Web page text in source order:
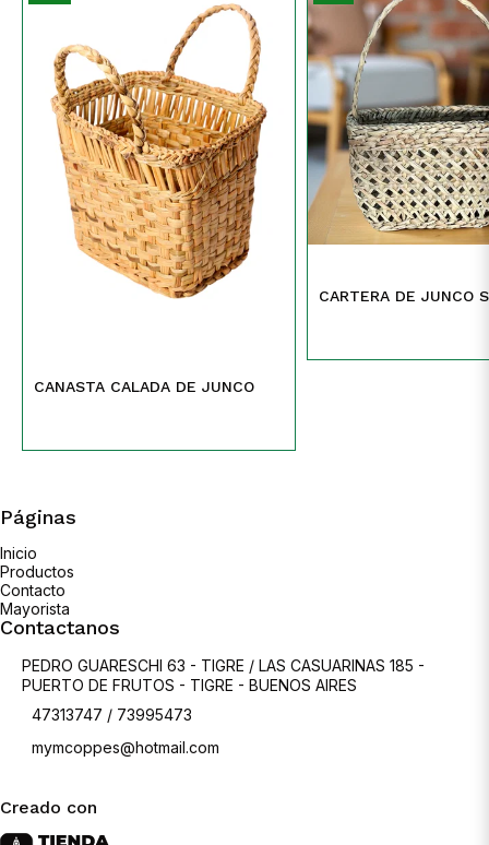
CANASTA CALADA DE JUNCO
CARTERA DE JUNCO
Páginas
Inicio
Productos
Contacto
Mayorista
Contactanos
PEDRO GUARESCHI 63 - TIGRE / LAS CASUARINAS 185 -
PUERTO DE FRUTOS - TIGRE - BUENOS AIRES
47313747 / 73995473
mymcoppes@hotmail.com
Creado con